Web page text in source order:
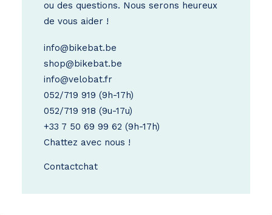
ou des questions. Nous serons heureux
de vous aider !
info@bikebat.be
shop@bikebat.be
info@velobat.fr
052/719 919 (9h-17h)
052/719 918 (9u-17u)
+33 7 50 69 99 62 (9h-17h)
Chattez avec nous !
Contactchat